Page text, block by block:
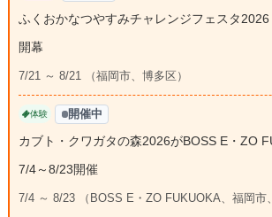
ふくおかなつやすみチャレンジフェスタ
開幕
7/21 ～ 8/21 （福岡市、博多区）
体験 開催中
カブト・クワガタの森2026がBOSS E・ZO
7/4～8/23開催
7/4 ～ 8/23 （BOSS E・ZO FUKUOKA、福岡市